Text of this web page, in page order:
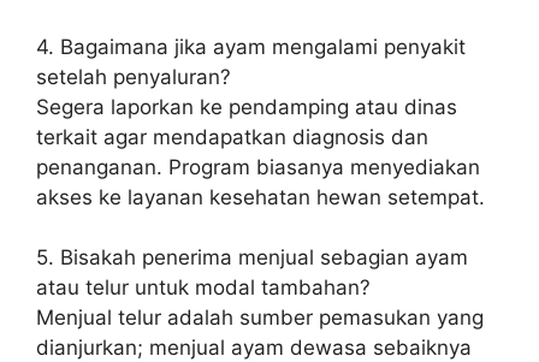
4. Bagaimana jika ayam mengalami penyakit
setelah penyaluran?
Segera laporkan ke pendamping atau dinas
terkait agar mendapatkan diagnosis dan
penanganan. Program biasanya menyediakan
akses ke layanan kesehatan hewan setempat.
5. Bisakah penerima menjual sebagian ayam
atau telur untuk modal tambahan?
Menjual telur adalah sumber pemasukan yang
dianjurkan; menjual ayam dewasa sebaiknya